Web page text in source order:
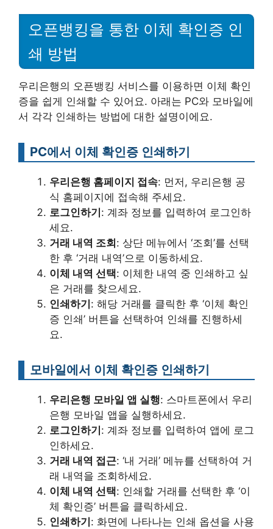
오픈뱅킹을 통한 이체 확인증 인
쇄 방법
우리은행의 오픈뱅킹 서비스를 이용하면 이체 확인
증을 쉽게 인쇄할 수 있어요. 아래는 PC와 모바일에
서 각각 인쇄하는 방법에 대한 설명이에요.
PC에서 이체 확인증 인쇄하기
우리은행 홈페이지 접속: 먼저, 우리은행 공
식 홈페이지에 접속해 주세요.
로그인하기: 계좌 정보를 입력하여 로그인하
세요.
거래 내역 조회: 상단 메뉴에서 ‘조회’를 선택
한 후 ‘거래 내역’으로 이동하세요.
이체 내역 선택: 이체한 내역 중 인쇄하고 싶
은 거래를 찾으세요.
인쇄하기: 해당 거래를 클릭한 후 ‘이체 확인
증 인쇄’ 버튼을 선택하여 인쇄를 진행하세
요.
모바일에서 이체 확인증 인쇄하기
우리은행 모바일 앱 실행: 스마트폰에서 우리
은행 모바일 앱을 실행하세요.
로그인하기: 계좌 정보를 입력하여 앱에 로그
인하세요.
거래 내역 접근: ‘내 거래’ 메뉴를 선택하여 거
래 내역을 조회하세요.
이체 내역 선택: 인쇄할 거래를 선택한 후 ‘이
체 확인증’ 버튼을 클릭하세요.
인쇄하기: 화면에 나타나는 인쇄 옵션을 사용